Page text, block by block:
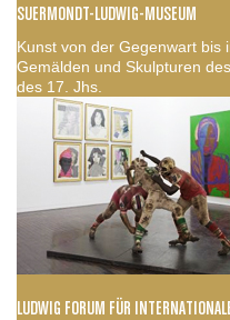
SUERMONDT-LUDWIG-MUSEUM
Kunst von der Gegenwart bis
Gemälden und Skulpturen
des 17. Jhs.
LUDWIG FORUM FÜR